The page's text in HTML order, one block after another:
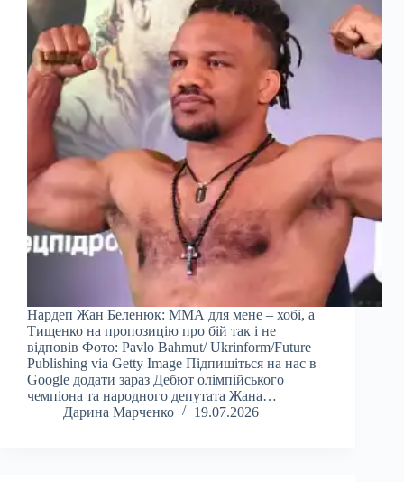
Нардеп Жан Беленюк: ММА для мене – хобі, а
Тищенко на пропозицію про бій так і не
відповів Фото: Pavlo Bahmut/ Ukrinform/Future
Publishing via Getty Image Підпишіться на нас в
Google додати зараз Дебют олімпійського
чемпіона та народного депутата Жана…
Дарина Марченко
19.07.2026